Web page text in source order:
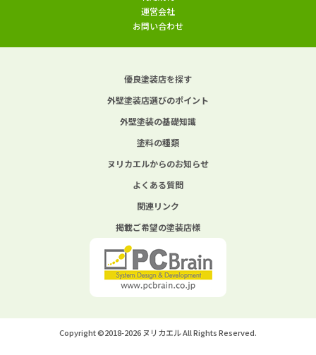
運営会社
お問い合わせ
優良塗装店を探す
外壁塗装店選びのポイント
外壁塗装の基礎知識
塗料の種類
ヌリカエルからのお知らせ
よくある質問
関連リンク
掲載ご希望の塗装店様
Copyright ©2018-2026 ヌリカエル All Rights Reserved.